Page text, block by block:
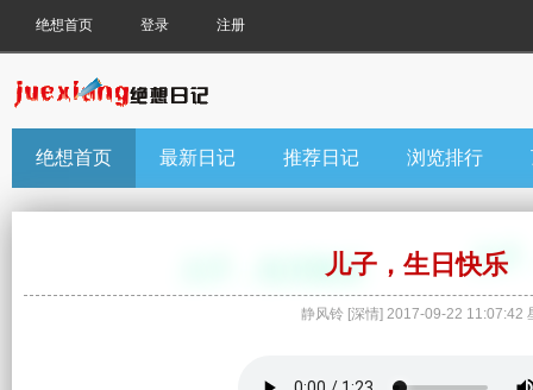
绝想首页 登录 注册
绝想首页 最新日记 推荐日记 浏览排行
儿子，生日快乐
静风铃 [深情] 2017-09-22 11:07:42